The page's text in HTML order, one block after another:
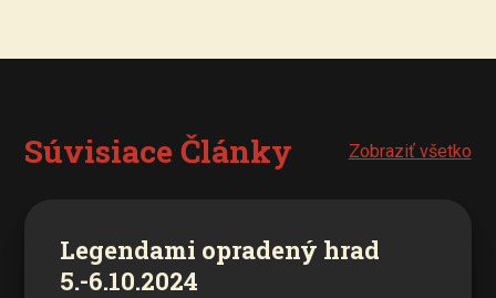
Súvisiace Články Zobraziť všetko
Legendami opradený hrad
5.-6.10.2024